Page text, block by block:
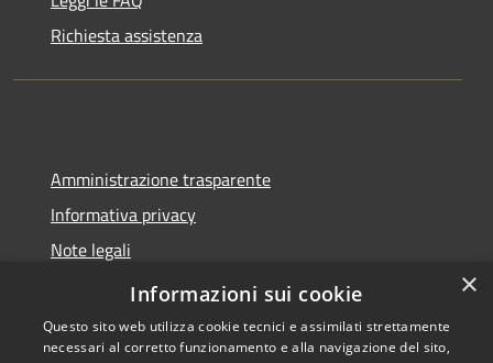
Richiesta assistenza
Amministrazione trasparente
Informativa privacy
Note legali
Dichiarazione di accessibilità
×
Informazioni sui cookie
Questo sito web utilizza cookie tecnici e assimilati strettamente
necessari al corretto funzionamento e alla navigazione del sito,